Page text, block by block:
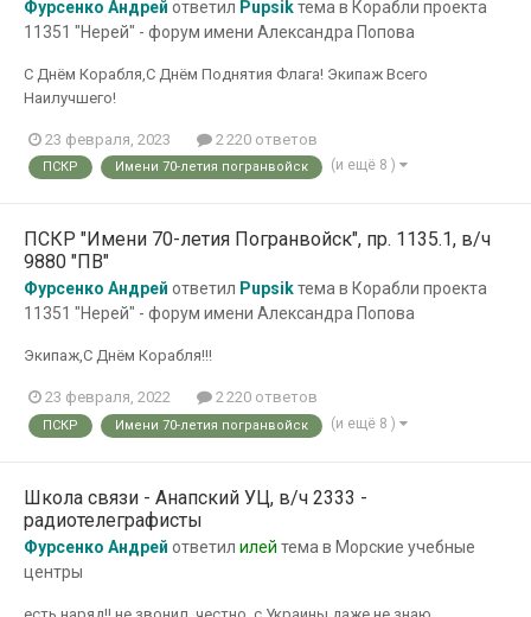
Фурсенко Андрей ответил Pupsikтема в Корабли проекта
11351 "Нерей" - форум имени Александра Попова
С Днём Корабля,С Днём Поднятия Флага! Экипаж Всего
Наилучшего!
23 февраля, 2023 2 220 ответов
ПСКР Имени 70-летия погранвойск (и ещё 8 )
ПСКР "Имени 70-летия Погранвойск", пр. 1135.1, в/ч
9880 "ПВ"
Фурсенко Андрей ответил Pupsikтема в Корабли проекта
11351 "Нерей" - форум имени Александра Попова
Экипаж,С Днём Корабля!!!
23 февраля, 2022 2 220 ответов
ПСКР Имени 70-летия погранвойск (и ещё 8 )
Школа связи - Анапский УЦ, в/ч 2333 -
радиотелеграфисты
Фурсенко Андрей ответил илей тема в Морские учебные
центры